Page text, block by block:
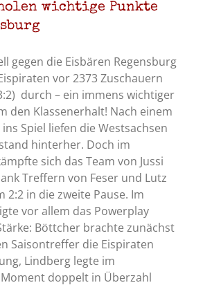
wichtige Punkte
gegen die Eisbären Regensburg
vor 2373 Zuschauern
durch – ein immens wichtiger
den Klassenerhalt! Nach einem
Spiel liefen die Westsachsen
hinterher. Doch im
sich das Team von Jussi
Treffern von Feser und Lutz
2:2 in die zweite Pause. Im
vor allem das Powerplay
Böttcher brachte zunächst
Saisontreffer die Eispiraten
Lindberg legte im
doppelt in Überzahl